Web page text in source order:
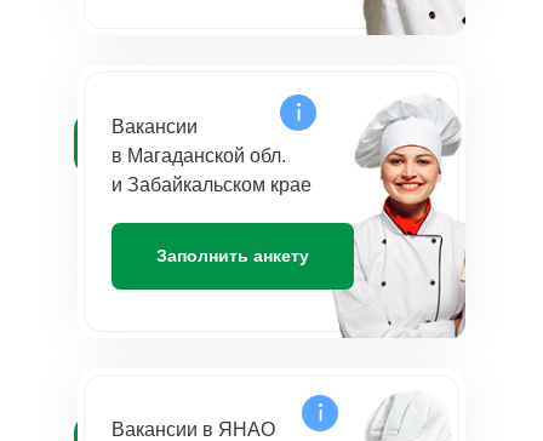
Заполнить анкету
Вакансии в ЯНАО
Вакансии
в Магаданской обл.
и Забайкальском крае